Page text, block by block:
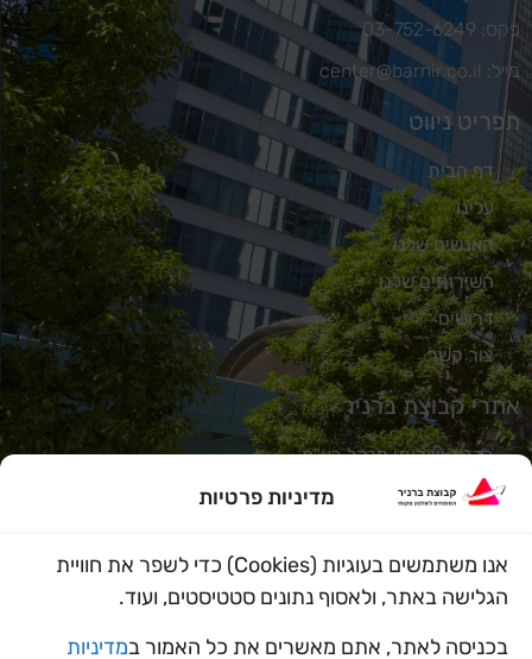
מדיניות פרטיות
אנו משתמשים בעוגיות (Cookies) כדי לשפר את חוויית
הגלישה באתר, ולאסוף נתונים סטטיסטים, ועוד.
בכניסה לאתר, אתם מאשרים את כל האמור במדיניות
פקס: 03-752-6249
מייל: center@barnir.co.il
תפריט ניווט
דף הבית
עלינו
האנשים שלנו
השירותים שלנו
דרושים
צור קשר
אתרי קבוצת ברניר
ברניר שירותי מנהל בע"מ
אורבניקס
מידד הלוי
מוניטק
משו"ב